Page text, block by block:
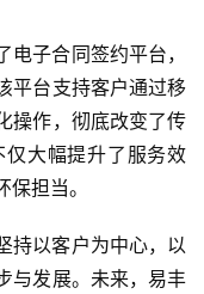
子合同签约平台，
平台支持客户通过移
操作，彻底改变了传
大幅提升了服务效
担当。
持以客户为中心，以
与发展。未来，易丰